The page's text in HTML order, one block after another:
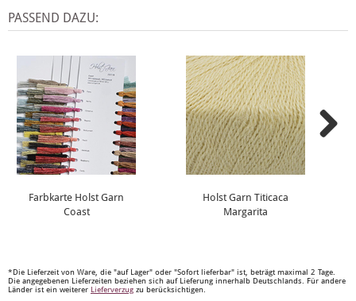
PASSEND DAZU:
Farbkarte Holst Garn
Coast
Holst Garn Titicaca
Margarita
*Die Lieferzeit von Ware, die "auf Lager" oder "Sofort lieferbar" ist, beträgt maximal 2 Tage.
Die angegebenen Lieferzeiten beziehen sich auf Lieferung innerhalb Deutschlands. Für andere
Länder ist ein weiterer Lieferverzug zu berücksichtigen.